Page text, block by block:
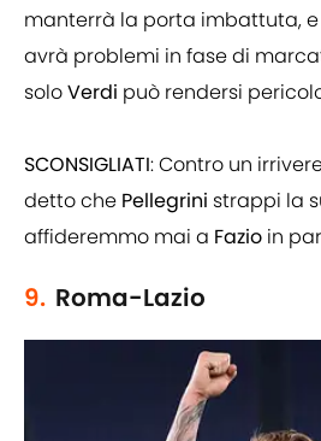
manterrà la porta imbattuta, e
avrà problemi in fase di
soloVerdi può rendersi
SCONSIGLIATI: Contro un
detto che Pellegrini strappi la
affideremmo mai a Fazio in
9. Roma-Lazio